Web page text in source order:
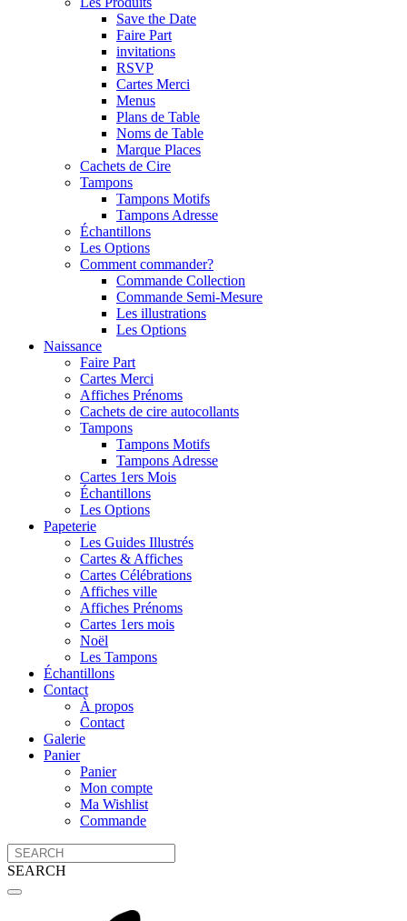
Save the Date
Faire Part
invitations
RSVP
Cartes Merci
Menus
Plans de Table
Noms de Table
Marque Places
Cachets de Cire
Tampons
Tampons Motifs
Tampons Adresse
Échantillons
Les Options
Comment commander?
Commande Collection
Commande Semi-Mesure
Les illustrations
Les Options
Naissance
Faire Part
Cartes Merci
Affiches Prénoms
Cachets de cire autocollants
Tampons
Tampons Motifs
Tampons Adresse
Cartes 1ers Mois
Échantillons
Les Options
Papeterie
Les Guides Illustrés
Cartes & Affiches
Cartes Célébrations
Affiches ville
Affiches Prénoms
Cartes 1ers mois
Noël
Les Tampons
Échantillons
Contact
À propos
Contact
Galerie
Panier
Panier
Mon compte
Ma Wishlist
Commande
SEARCH